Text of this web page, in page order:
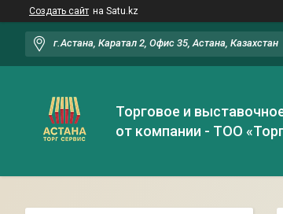
Создать сайт на Satu.kz
г.Астана, Каратал 2, Офис 35, Астана, Казахстан
Торговое и
от компании - ТОО